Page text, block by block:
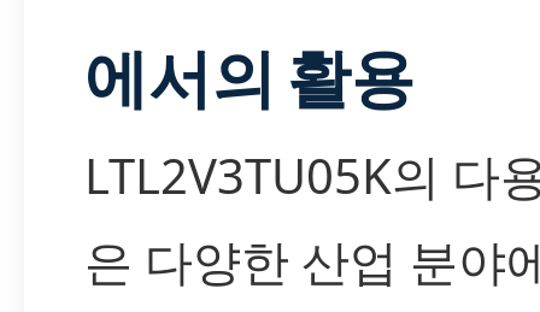
에서의 활용
LTL2V3TU05K의 다
은 다양한 산업 분야